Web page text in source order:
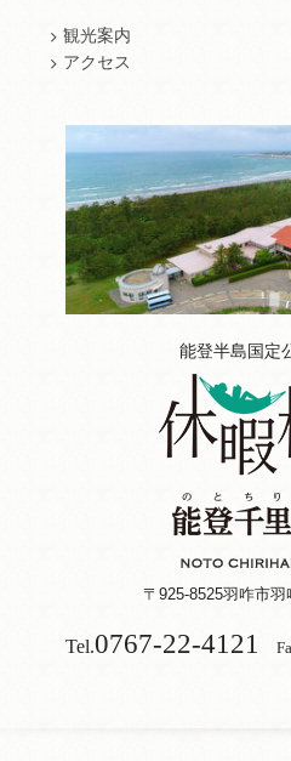
観光案内
アクセス
能登半島国定
〒925-8525羽咋市羽
Tel.0767-22-4121